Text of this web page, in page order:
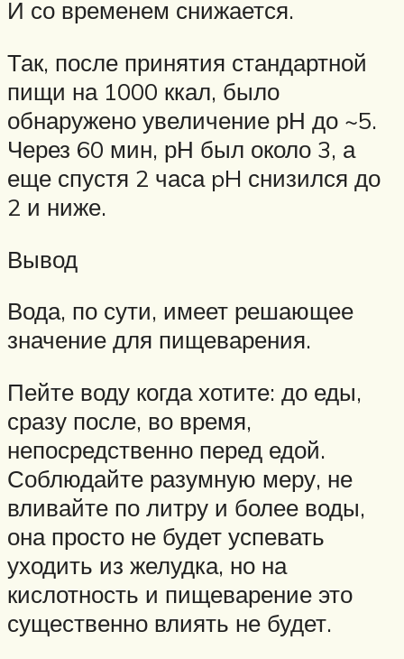
И со временем снижается.
Так, после принятия стандартной
пищи на 1000 ккал, было
обнаружено увеличение рН до ~5.
Через 60 мин, рН был около 3, а
еще спустя 2 часа pH снизился до
2 и ниже.
Вывод
Вода, по сути, имеет решающее
значение для пищеварения.
Пейте воду когда хотите: до еды,
сразу после, во время,
непосредственно перед едой.
Соблюдайте разумную меру, не
вливайте по литру и более воды,
она просто не будет успевать
уходить из желудка, но на
кислотность и пищеварение это
существенно влиять не будет.